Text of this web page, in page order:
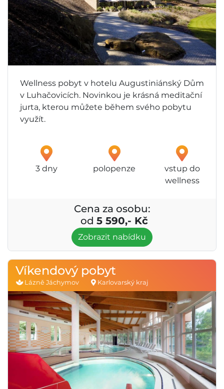
Wellness pobyt v hotelu Augustiniánský Dům
v Luhačovicích. Novinkou je krásná meditační
jurta, kterou můžete během svého pobytu
využít.
3 dny polopenze
vstup do
wellness
Cena za osobu:
od 5 590,- Kč
Zobrazit nabídku
Víkendový pobyt
Lázně Jáchymov Karlovarský kraj